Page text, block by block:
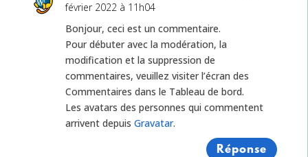
février 2022 à 11h04
Bonjour, ceci est un commentaire.
Pour débuter avec la modération, la
modification et la suppression de
commentaires, veuillez visiter l’écran des
Commentaires dans le Tableau de bord.
Les avatars des personnes qui commentent
arrivent depuis Gravatar.
Réponse